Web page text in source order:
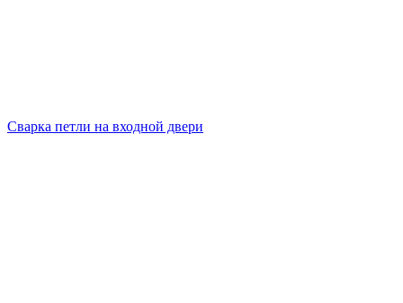
Сварка петли на входной двери